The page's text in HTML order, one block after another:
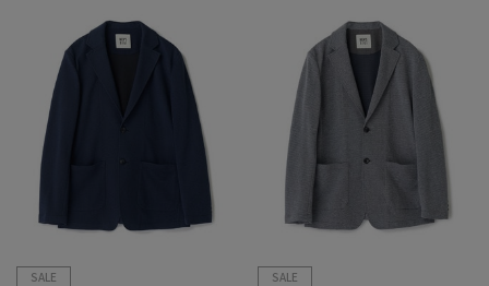
SALE
SALE